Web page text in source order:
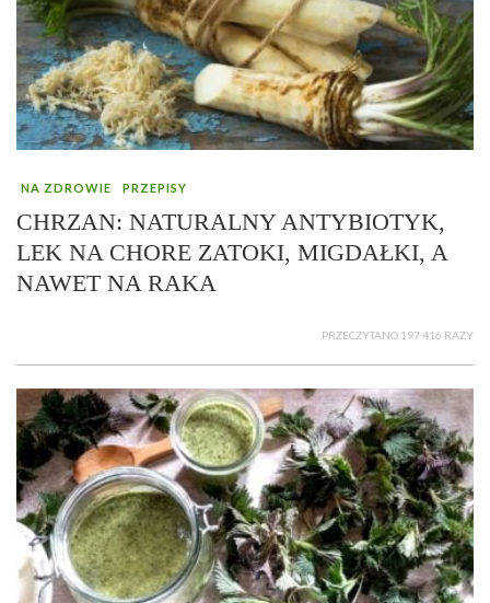
NA ZDROWIE PRZEPISY
CHRZAN: NATURALNY ANTYBIOTYK,
LEK NA CHORE ZATOKI, MIGDAŁKI, A
NAWET NA RAKA
PRZECZYTANO 197 416 RAZY